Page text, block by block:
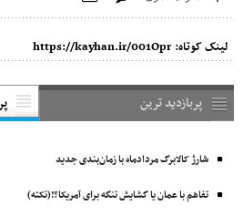
لینک کوتاه: https://kayhan.ir/001Opr
پربازدید ترین
شارژ کالابرگ مردادماه با زمان‌بندی جدید
تفاهم با عمان یا گشایش تنگه برای آمریکا؟!(نکته)